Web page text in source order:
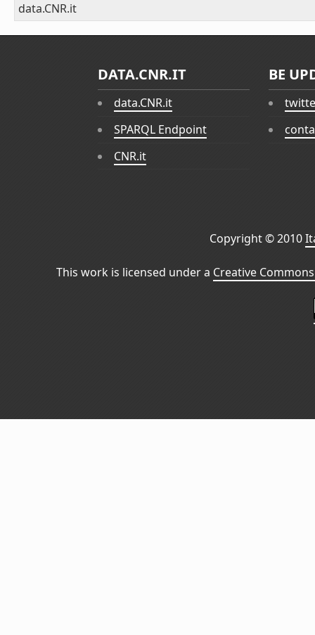
data.CNR.it
DATA.CNR.IT
data.CNR.it
SPARQL Endpoint
CNR.it
BE
Copyright © 2010
This work is licensed under a Creative